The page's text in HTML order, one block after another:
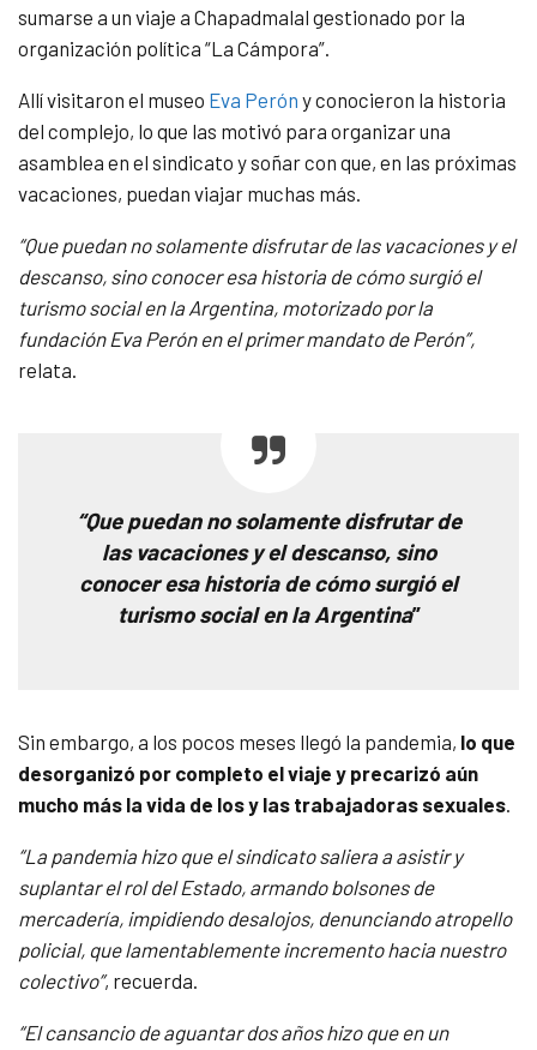
sumarse a un viaje a Chapadmalal gestionado por la
organización política “La Cámpora”.
Allí visitaron el museo Eva Perón y conocieron la historia
del complejo, lo que las motivó para organizar una
asamblea en el sindicato y soñar con que, en las próximas
vacaciones, puedan viajar muchas más.
“Que puedan no solamente disfrutar de las vacaciones y el
descanso, sino conocer esa historia de cómo surgió el
turismo social en la Argentina, motorizado por la
fundación Eva Perón en el primer mandato de Perón”,
relata.
“Que puedan no solamente disfrutar de
las vacaciones y el descanso, sino
conocer esa historia de cómo surgió el
turismo social en la Argentina”
Sin embargo, a los pocos meses llegó la pandemia, lo que
desorganizó por completo el viaje y precarizó aún
mucho más la vida de los y las trabajadoras sexuales.
“La pandemia hizo que el sindicato saliera a asistir y
suplantar el rol del Estado, armando bolsones de
mercadería, impidiendo desalojos, denunciando atropello
policial, que lamentablemente incremento hacia nuestro
colectivo”, recuerda.
“El cansancio de aguantar dos años hizo que en un